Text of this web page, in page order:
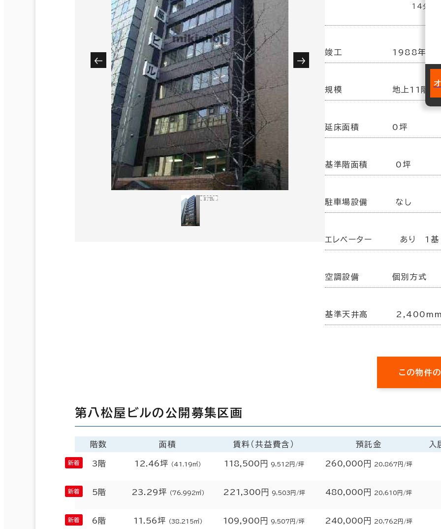
14分
竣工 1988年
規模 地上11階建
延床面積 0坪
基準階面積 0坪
駐車場設備 なし
エレベーター あり 1基
空調設備 個別方式
基準天井高
この物件
第八松屋ビルの公開募集区画
階数 面積 賃料（共益費含） 預託金 入
3階 12.46坪 （41.19㎡） 118,500円 9,512円/坪 260,000円 20,867円/坪
5階 23.29坪 （76.992㎡） 221,300円 9,503円/坪 480,000円 20,610円/坪
6階 11.56坪 （38.215㎡） 109,900円 9,507円/坪 240,000円 20,762円/坪